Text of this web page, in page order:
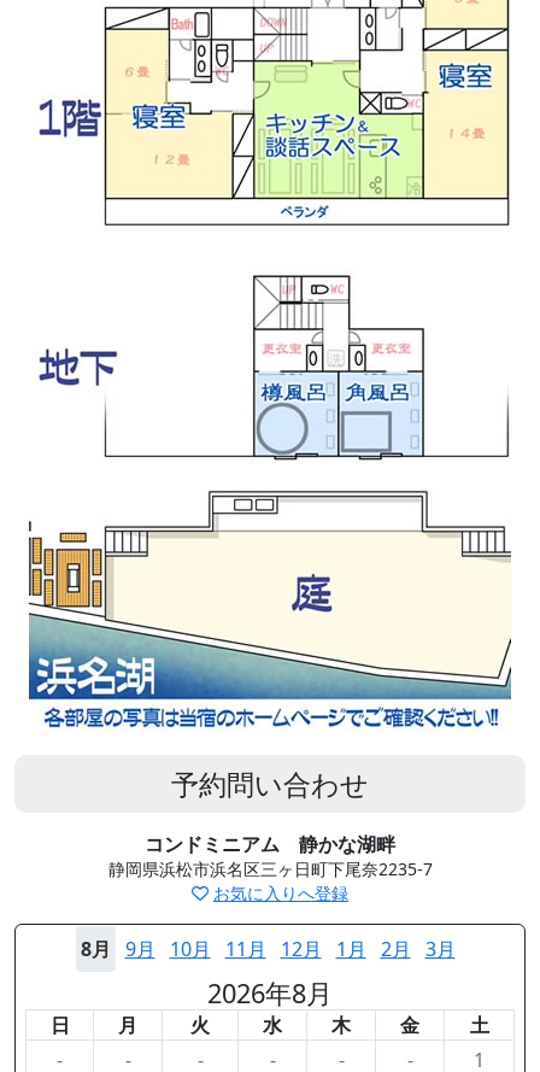
予約問い合わせ
コンドミニアム 静かな湖畔
静岡県浜松市浜名区三ヶ日町下尾奈2235-7
お気に入りへ登録
8月 9月 10月 11月 12月 1月 2月 3月
2026年8月
日 月 火 水 木 金
土
-
- - - - - 1